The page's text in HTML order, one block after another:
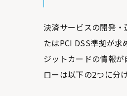
決済サービスの開発
たはPCI DSS準拠が
ジットカードの情報
ローは以下の2つに分